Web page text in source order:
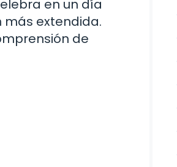
en un día
extendida.
de